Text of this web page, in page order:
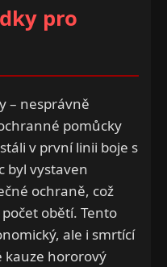
pro
– nesprávně
pomůcky
v první linii boje s
byl vystaven
ochraně, což
obětí. Tento
ale i smrtící
kauze hororový